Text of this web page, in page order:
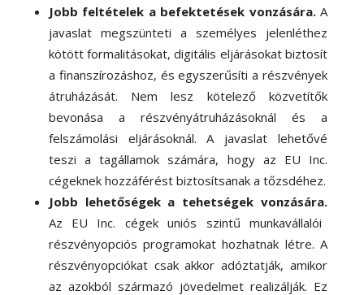
Jobb feltételek a befektetések vonzására. A
javaslat megszünteti a személyes jelenléthez
kötött formalitásokat, digitális eljárásokat biztosít
a finanszírozáshoz, és egyszerűsíti a részvények
átruházását. Nem lesz kötelező közvetítők
bevonása a részvényátruházásoknál és a
felszámolási eljárásoknál. A javaslat lehetővé
teszi a tagállamok számára, hogy az EU Inc.
cégeknek hozzáférést biztosítsanak a tőzsdéhez.
Jobb lehetőségek a tehetségek vonzására.
Az EU Inc. cégek uniós szintű munkavállalói
részvényopciós programokat hozhatnak létre. A
részvényopciókat csak akkor adóztatják, amikor
az azokból származó jövedelmet realizálják. Ez